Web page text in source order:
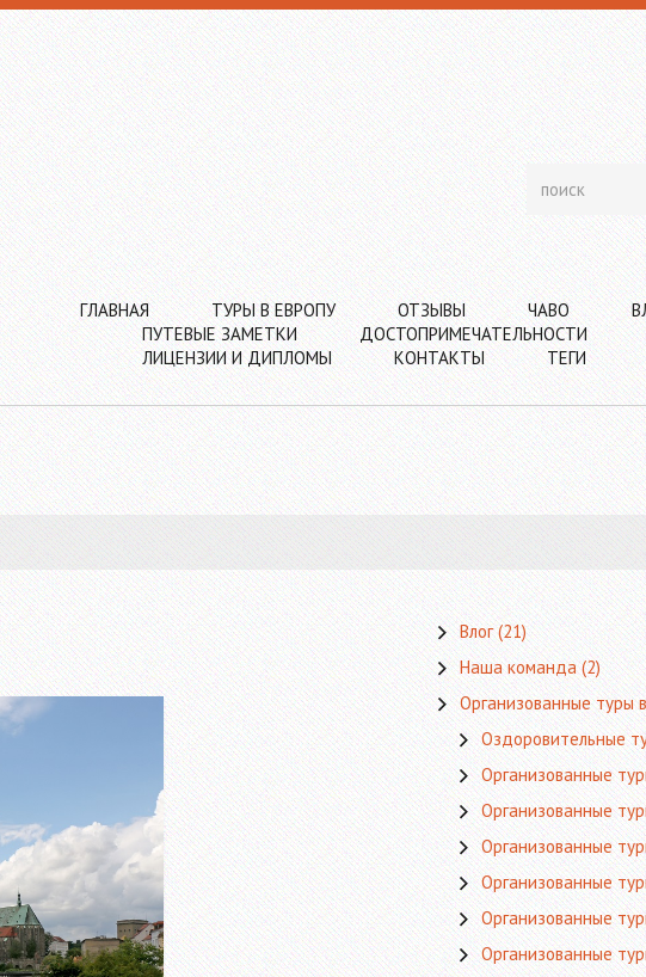
ГЛАВНАЯ ТУРЫ В ЕВРОПУ ОТЗЫВЫ ЧАВО
ПУТЕВЫЕ ЗАМЕТКИ
ДОСТОПРИМЕЧАТЕЛЬНОСТИ
ЛИЦЕНЗИИ И ДИПЛОМЫ
КОНТАКТЫ ТЕГИ
Влог(21)
Наша команда(2)
Организованные туры
Оздоровительные
Организованные
Организованные
Организованные
Организованные
Организованные
Организованные